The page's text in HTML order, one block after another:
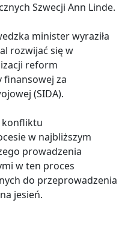
Szwecji Ann Linde.
minister wyraziła
rozwijać się w
reform
finansowej za
(SIDA).
konfliktu
w najbliższym
prowadzenia
w ten proces
do przeprowadzenia
jesień.